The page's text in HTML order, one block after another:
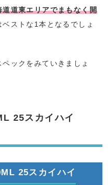
道道東エリアでまもなく開
ベストな1本となるでしょ
ックをみていきましょ
25スカイハイ
25スカイハイ